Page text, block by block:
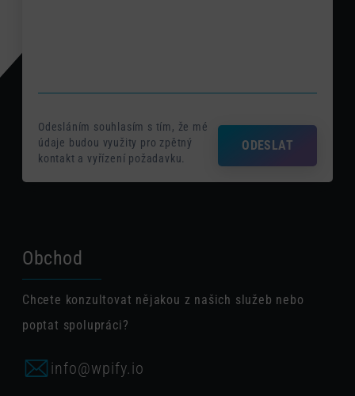
Odesláním souhlasím s tím, že mé
údaje budou využity pro zpětný
kontakt a vyřízení požadavku.
ODESLAT
Obchod
Chcete konzultovat nějakou z našich služeb nebo
poptat spolupráci?
info@wpify.io